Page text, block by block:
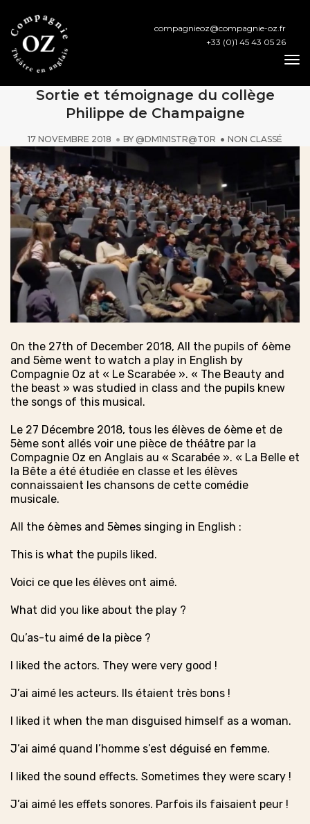
compagnieoz@compagnie-oz.fr
+33 (0)1 45 43 05 26
Sortie et témoignage du collège
Philippe de Champaigne
17 NOVEMBRE 2018 BY @DM1N1STR@T0R NON CLASSÉ
On the 27th of December 2018, All the pupils of 6ème
and 5ème went to watch a play in English by
Compagnie Oz at « Le Scarabée ». « The Beauty and
the beast » was studied in class and the pupils knew
the songs of this musical.
Le 27 Décembre 2018, tous les élèves de 6ème et de
5ème sont allés voir une pièce de théâtre par la
Compagnie Oz en Anglais au « Scarabée ». « La Belle et
la Bête a été étudiée en classe et les élèves
connaissaient les chansons de cette comédie
musicale.
All the 6èmes and 5èmes singing in English :
This is what the pupils liked.
Voici ce que les élèves ont aimé.
What did you like about the play ?
Qu’as-tu aimé de la pièce ?
I liked the actors. They were very good !
J’ai aimé les acteurs. Ils étaient très bons !
I liked it when the man disguised himself as a woman.
J’ai aimé quand l’homme s’est déguisé en femme.
I liked the sound effects. Sometimes they were scary !
J’ai aimé les effets sonores. Parfois ils faisaient peur !